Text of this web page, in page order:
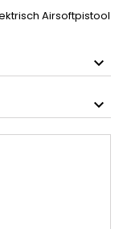
Airsoftpistool